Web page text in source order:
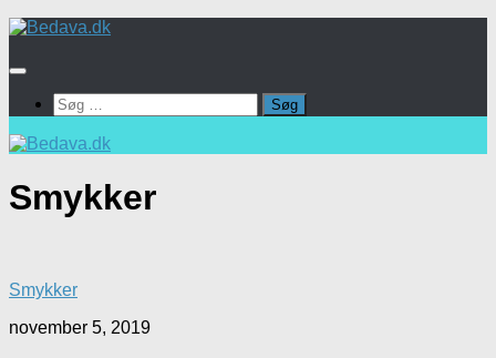
Skip
content
Søg
efter:
Smykker
Smykker
november 5, 2019